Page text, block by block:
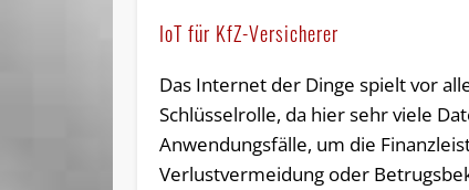
IoT für KfZ-Versicherer
Das Internet der Dinge spielt vor
Schlüsselrolle, da hier sehr viele
Anwendungsfälle, um die
Verlustvermeidung oder